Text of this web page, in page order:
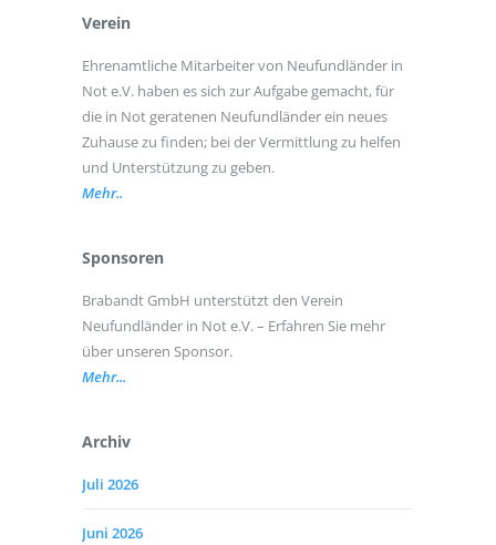
Verein
Ehrenamtliche Mitarbeiter von Neufundländer in
Not e.V. haben es sich zur Aufgabe gemacht, für
die in Not geratenen Neufundländer ein neues
Zuhause zu finden; bei der Vermittlung zu helfen
und Unterstützung zu geben.
Mehr..
Sponsoren
Brabandt GmbH unterstützt den Verein
Neufundländer in Not e.V. – Erfahren Sie mehr
über unseren Sponsor.
Mehr...
Archiv
Juli 2026
Juni 2026